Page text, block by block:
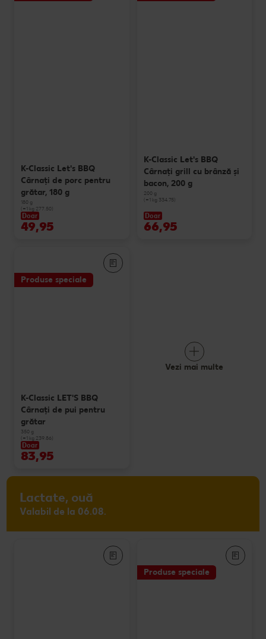
K-Classic Let's BBQ
Cârnaţi de porc pentru
grătar, 180 g
180 g
(=1 kg 277.50)
Doar
49,95
K-Classic Let's BBQ
Cârnaţi grill cu brânză și
bacon, 200 g
200 g
(=1 kg 334.75)
Doar
66,95
Produse speciale
K-Classic LET'S BBQ
Cârnaţi de pui pentru
grătar
350 g
(=1 kg 239.86)
Doar
83,95
Vezi mai multe
Lactate, ouă
Valabil de la 06.08.
Produse speciale